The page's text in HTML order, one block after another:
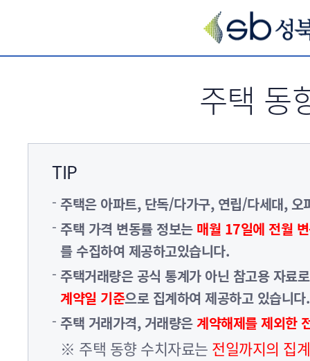
주택 동
TIP
주택은 아파트, 단독/다가구, 연립/다세대, 오
주택 가격 변동률 정보는 매월 17일에 전월
를 수집하여 제공하고있습니다.
주택거래량은 공식 통계가 아닌 참고용 자료
계약일 기준으로 집계하여 제공하고 있습니다.
주택 거래가격, 거래량은계약해제를 제외한
※ 주택 동향 수치자료는 전일까지의 집